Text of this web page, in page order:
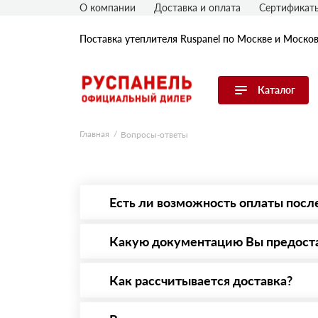
Поставка утеплителя Ruspanel по Москве и
Каталог
Перейти в каталог
По толщине, мм
О компании Доставка и оплата
Главная Вопросы-ответы
Есть ли возможность оплаты
то Вы вправе от него отказаться.
Какую документацию Вы
Как рассчитывается доставка?